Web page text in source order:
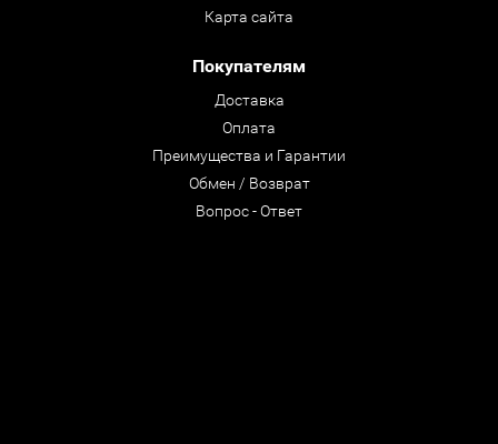
Карта сайта
Покупателям
Доставка
Оплата
Преимущества и Гарантии
Обмен / Возврат
Вопрос - Ответ